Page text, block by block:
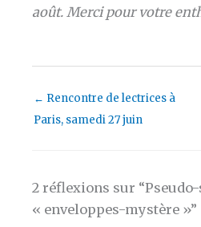
août. Merci pour votre
← Rencontre de lectrices à
Paris, samedi 27 juin
2 réflexions sur
« enveloppes-mystère »”